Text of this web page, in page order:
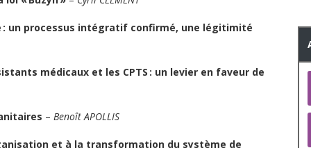
un processus intégratif confirmé, une légitimité
médicaux et les CPTS : un levier en faveur de
– Benoît APOLLIS
et à la transformation du système de